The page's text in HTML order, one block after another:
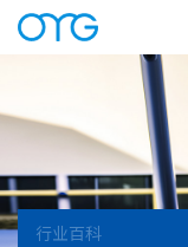
行业百科